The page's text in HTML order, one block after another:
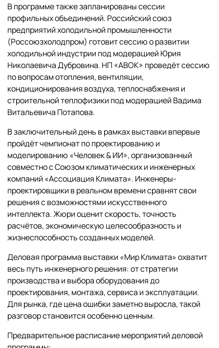
В программе также запланированы сессии
профильных объединений. Российский союз
предприятий холодильной промышленности
(Россоюзхолодпром) готовит сессию о развитии
холодильной индустрии под модерацией Юрия
Николаевича Дубровина. НП «АВОК» проведёт сессию
по вопросам отопления, вентиляции,
кондиционирования воздуха, теплоснабжения и
строительной теплофизики под модерацией Вадима
Витальевича Потапова.
В заключительный день в рамках выставки впервые
пройдёт чемпионат по проектированию и
моделированию «Человек & ИИ», организованный
совместно с Союзом климатических и инженерных
компаний «Ассоциация Климата». Инженеры-
проектировщики в реальном времени сравнят свои
решения с возможностями искусственного
интеллекта. Жюри оценит скорость, точность
расчётов, экономическую целесообразность и
жизнеспособность созданных моделей.
Деловая программа выставки «Мир Климата» охватит
весь путь инженерного решения: от стратегии
производства и выбора оборудования до
проектирования, монтажа, сервиса и эксплуатации.
Для рынка, где цена ошибки заметно выросла, такой
разговор становится особенно ценным.
Предварительное расписание мероприятий деловой